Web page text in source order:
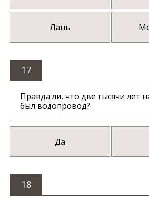
Лань
17
Правда ли, что две тысячи лет
был водопровод?
Да
18